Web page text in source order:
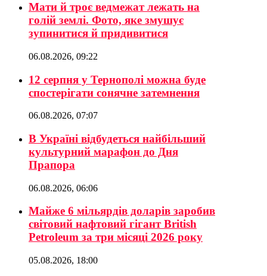
Мати й троє ведмежат лежать на
голій землі. Фото, яке змушує
зупинитися й придивитися
06.08.2026, 09:22
12 серпня у Тернополі можна буде
спостерігати сонячне затемнення
06.08.2026, 07:07
В Україні відбудеться найбільший
культурний марафон до Дня
Прапора
06.08.2026, 06:06
Майже 6 мільярдів доларів заробив
світовий нафтовий гігант British
Petroleum за три місяці 2026 року
05.08.2026, 18:00